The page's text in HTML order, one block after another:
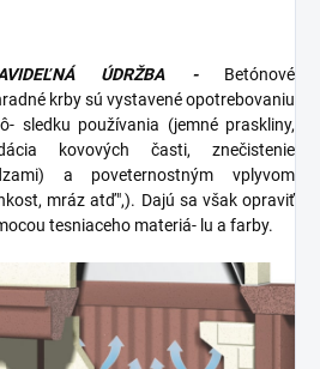
ÚDRŽBA - Betónové
krby sú vystavené opotrebovaniu
sledku používania (jemné praskliny,
kovových časti, znečistenie
a poveternostným vplyvom
mráz atď",). Dajú sa však opraviť
tesniaceho materiá- lu a farby.